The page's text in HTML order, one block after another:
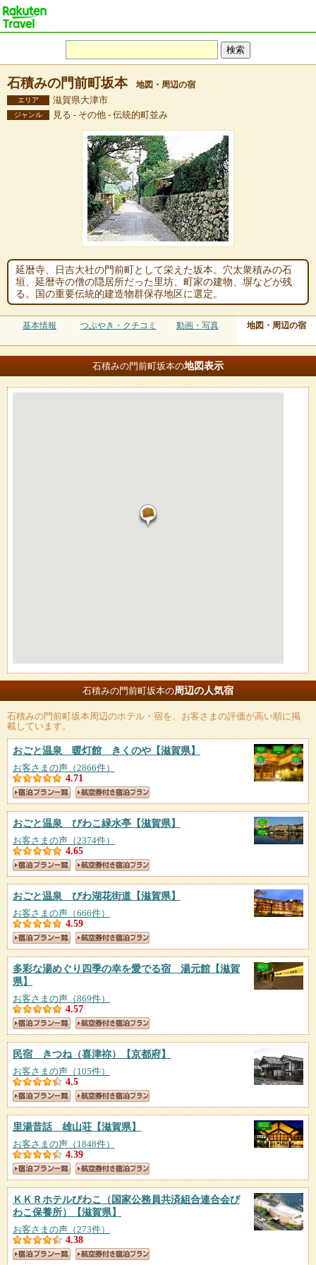
石積みの門前町坂本 地図・周辺の宿
エリア 滋賀県大津市
ジャンル 見る - その他 - 伝統的町並み
延暦寺、日吉大社の門前町として栄えた坂本。穴太衆積みの石
垣、延暦寺の僧の隠居所だった里坊、町家の建物、塀などが残
る。国の重要伝統的建造物群保存地区に選定。
基本情報 つぶやき・クチコミ 動画・写真 地図・周辺の宿
石積みの門前町坂本の地図表示
石積みの門前町坂本の周辺の人気宿
石積みの門前町坂本周辺のホテル・宿を、お客さまの評価が高い順に掲
載しています。
おごと温泉 暖灯館 きくのや 【滋賀県】
お客さまの声（2866件）
4.71
おごと温泉 びわこ緑水亭 【滋賀県】
お客さまの声（2374件）
4.65
おごと温泉 びわ湖花街道 【滋賀県】
お客さまの声（666件）
4.59
多彩な湯めぐり四季の幸を愛でる宿 湯元館 【滋賀
県】
お客さまの声（869件）
4.57
民宿 きつね（喜津祢） 【京都府】
お客さまの声（105件）
4.5
里湯昔話 雄山荘 【滋賀県】
お客さまの声（1848件）
4.39
ＫＫＲホテルびわこ（国家公務員共済組合連合会び
わこ保養所）
【滋賀県】
お客さまの声（273件）
4.38